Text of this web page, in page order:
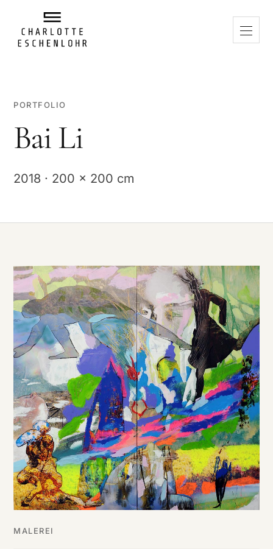
DE/EN
PORTFOLIO
Bai Li
2018 · 200 x 200 cm
MALEREI